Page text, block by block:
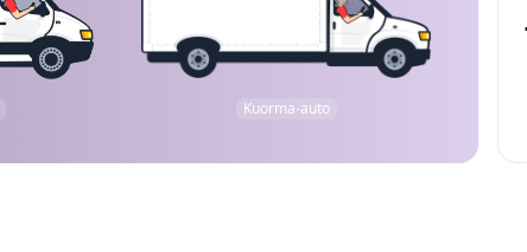
Kuorma-auto